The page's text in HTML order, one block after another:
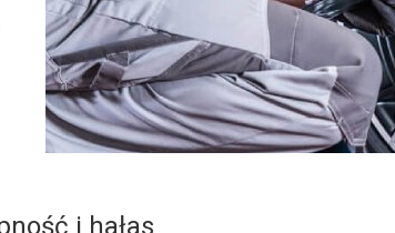
i hałas